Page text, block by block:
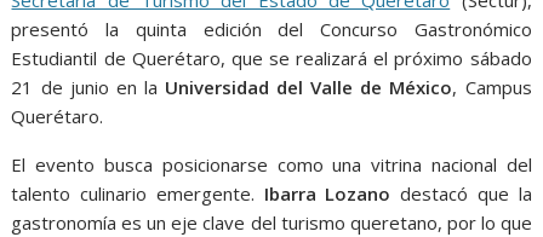
presentó la quinta edición del Concurso Gastronómico
Estudiantil de Querétaro, que se realizará el próximo sábado
21 de junio en la Universidad del Valle de México, Campus
Querétaro.
El evento busca posicionarse como una vitrina nacional del
talento culinario emergente. Ibarra Lozano destacó que la
gastronomía es un eje clave del turismo queretano, por lo que